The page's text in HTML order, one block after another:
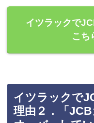
イツラックで
こち
イツラックで
理由２．「